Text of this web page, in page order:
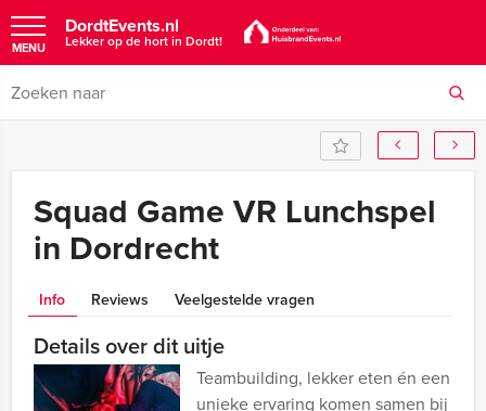
DordtEvents.nl
Lekker op de hort in Dordt!
MENU
Squad Game VR Lunchspel
in Dordrecht
Info Reviews Veelgestelde vragen
Details over dit uitje
Teambuilding, lekker eten én een
unieke ervaring komen samen bij